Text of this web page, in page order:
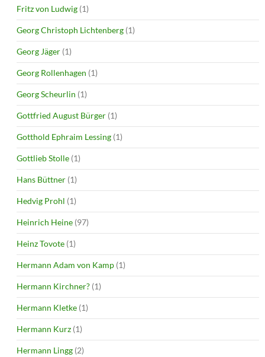
Fritz von Ludwig (1)
Georg Christoph Lichtenberg (1)
Georg Jäger (1)
Georg Rollenhagen (1)
Georg Scheurlin (1)
Gottfried August Bürger (1)
Gotthold Ephraim Lessing (1)
Gottlieb Stolle (1)
Hans Büttner (1)
Hedvig Prohl (1)
Heinrich Heine (97)
Heinz Tovote (1)
Hermann Adam von Kamp (1)
Hermann Kirchner? (1)
Hermann Kletke (1)
Hermann Kurz (1)
Hermann Lingg (2)